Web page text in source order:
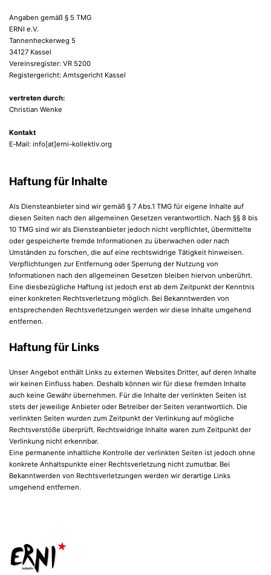
Angaben gemäß § 5 TMG
ERNI e.V.
Tannenheckerweg 5
34127 Kassel
Vereinsregister: VR 5200
Registergericht: Amtsgericht Kassel
vertreten durch:
Christian Wenke
Kontakt
E‑Mail: info[at]erni-kollektiv.org
Haftung für Inhalte
Als Diensteanbieter sind wir gemäß § 7 Abs.1 TMG für eigene Inhalte auf
diesen Seiten nach den allgemeinen Gesetzen verantwortlich. Nach §§ 8 bis
10 TMG sind wir als Diensteanbieter jedoch nicht verpflichtet, übermittelte
oder gespeicherte fremde Informationen zu überwachen oder nach
Umständen zu forschen, die auf eine rechtswidrige Tätigkeit hinweisen.
Verpflichtungen zur Entfernung oder Sperrung der Nutzung von
Informationen nach den allgemeinen Gesetzen bleiben hiervon unberührt.
Eine diesbezügliche Haftung ist jedoch erst ab dem Zeitpunkt der Kenntnis
einer konkreten Rechtsverletzung möglich. Bei Bekanntwerden von
entsprechenden Rechtsverletzungen werden wir diese Inhalte umgehend
entfernen.
Haftung für Links
Unser Angebot enthält Links zu externen Websites Dritter, auf deren Inhalte
wir keinen Einfluss haben. Deshalb können wir für diese fremden Inhalte
auch keine Gewähr übernehmen. Für die Inhalte der verlinkten Seiten ist
stets der jeweilige Anbieter oder Betreiber der Seiten verantwortlich. Die
verlinkten Seiten wurden zum Zeitpunkt der Verlinkung auf mögliche
Rechtsverstöße überprüft. Rechtswidrige Inhalte waren zum Zeitpunkt der
Verlinkung nicht erkennbar.
Eine permanente inhaltliche Kontrolle der verlinkten Seiten ist jedoch ohne
konkrete Anhaltspunkte einer Rechtsverletzung nicht zumutbar. Bei
Bekanntwerden von Rechtsverletzungen werden wir derartige Links
umgehend entfernen.